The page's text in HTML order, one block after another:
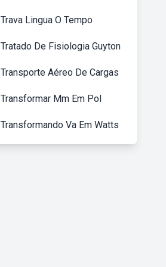
Trava Lingua O Tempo
Tratado De Fisiologia Guyton
Transporte Aéreo De Cargas
Transformar Mm Em Pol
Transformando Va Em Watts